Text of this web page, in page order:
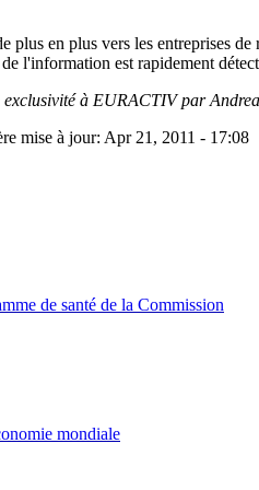
plus en plus vers les entreprises
l'information est rapidement
exclusivité à EURACTIV par
mise à jour: Apr 21, 2011 - 17:08
de santé de la Commission
mondiale